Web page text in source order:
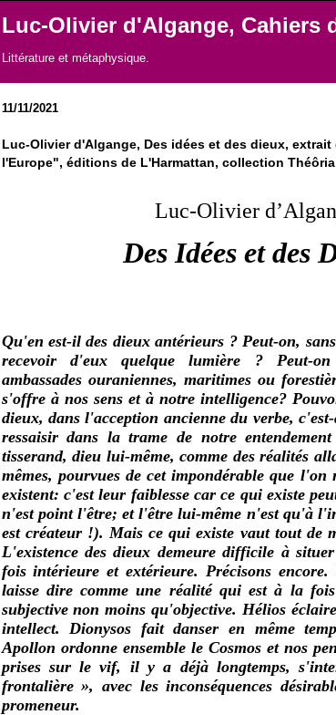
Luc-Olivier d'Algange, Cahiers
Littérature et métaphysique.
11/11/2021
Luc-Olivier d'Algange, Des idées et des dieux, extrait
l'Europe", éditions de L'Harmattan, collection
Luc-Olivier
Des Idées et des
Qu'en est-il des dieux antérieurs ? Peut-on,
recevoir d'eux quelque lumière ? Peut-
ambassades ouraniennes, maritimes ou
s'offre à nos sens et à notre intelligence?
dieux, dans l'acception ancienne du verbe,
ressaisir dans la trame de notre
tisserand, dieu lui-même, comme des réalités
mêmes, pourvues de cet impondérable que
existent: c'est leur faiblesse car ce qui existe
n'est point l'être; et l'être lui-même n'est qu'à
est créateur !). Mais ce qui existe vaut tout de
L'existence des dieux demeure difficile à
fois intérieure et extérieure. Précisons
laisse dire comme une réalité qui est à la fois
subjective non moins qu'objective. Hélios
intellect. Dionysos fait danser en même
Apollon ordonne ensemble le Cosmos et nos
prises sur le vif, il y a déjà longtemps,
frontalière », avec les inconséquences
promeneur.